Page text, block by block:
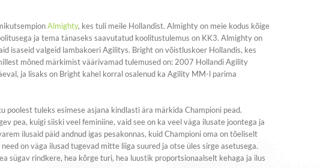
Almighty, kes tuli meile Hollandist. Almighty on meie kodus kõige
ja tema tänaseks saavutatud koolitustulemus on KK3. Almighty on
isaseid valgeid lambakoeri Agilitys. Bright on võistluskoer Hollandis, kes
mõned märkimist väärivamad tulemused on: 2007 Hollandi Agility
ja lisaks on Bright kahel korral osalenud ka Agility MM-l parima
tuleks esimese asjana kindlasti ära märkida Championi pead.
pea, kuigi siiski veel feminiine, vaid see on ka veel väga ilusate joontega ja
ilusaid päid andnud igas pesakonnas, kuid Championi oma on tõeliselt
on väga ilusad tugevad mitte liiga suured ja otse üles sirge asetusega.
sügav rindkere, hea kõrge turi, hea luustik proportsionaalselt kehaga ja ilus